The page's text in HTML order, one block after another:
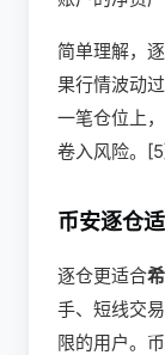
简单理解，
果行情波动
一笔仓位上
卷入风险。
币安逐仓
逐仓更适合
手、短线交
限的用户。